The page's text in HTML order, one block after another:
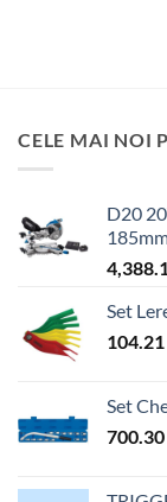
CELE MAI NOI
D20
Set
104.21
Set
700.30